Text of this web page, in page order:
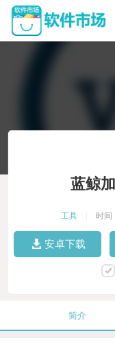
蓝鲸
工具 时间
安卓下载
简介